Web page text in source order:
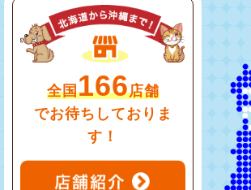
全国166店舗
でお待ちしておりま
す！